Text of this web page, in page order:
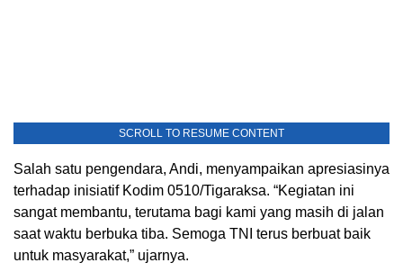
SCROLL TO RESUME CONTENT
Salah satu pengendara, Andi, menyampaikan apresiasinya
terhadap inisiatif Kodim 0510/Tigaraksa. “Kegiatan ini
sangat membantu, terutama bagi kami yang masih di jalan
saat waktu berbuka tiba. Semoga TNI terus berbuat baik
untuk masyarakat,” ujarnya.